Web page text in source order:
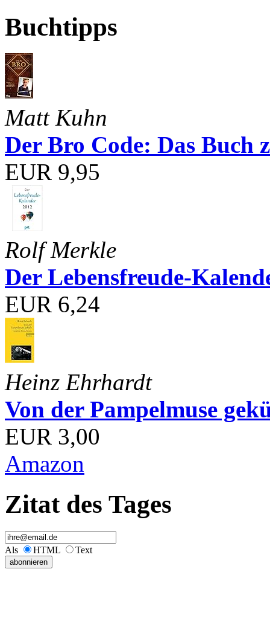
Buchtipps
Matt Kuhn
Der Bro Code: Das Buch
EUR 9,95
Rolf Merkle
Der Lebensfreude-
EUR 6,24
Heinz Ehrhardt
Von der Pampelmuse
EUR 3,00
Amazon
Zitat des Tages
Als HTML Text